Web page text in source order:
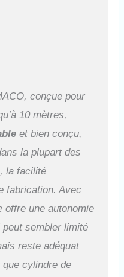
est le moyen le
de gonfler, il suffit
secondes pour le
généralement 12 à
UN SÉPARATEUR
Vous pouvez
pour remplir le
cela coûte
très fatigant, nous
les deux premières
qualité: Qui peut
à une pression
de 3000Psi / 200Bar
et la surface est en
de revêtement anti-
conçue pour
10 mètres,
et bien conçu,
la plupart des
la facilité
fabrication. Avec
offre une autonomie
sembler limité
reste adéquat
cylindre de